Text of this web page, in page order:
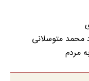
محمد متوسلانی
مردم